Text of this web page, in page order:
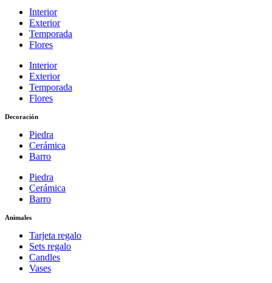
Interior
Exterior
Temporada
Flores
Interior
Exterior
Temporada
Flores
Decoración
Piedra
Cerámica
Barro
Piedra
Cerámica
Barro
Animales
Tarjeta regalo
Sets regalo
Candles
Vases